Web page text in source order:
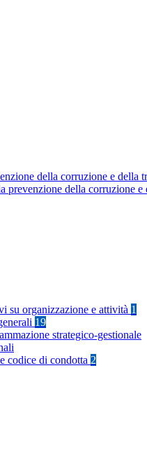
della corruzione e della
prevenzione della corruzione
su organizzazione e attività 1
19
strategico-gestionale
codice di condotta 2